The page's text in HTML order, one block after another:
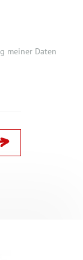
meiner Daten
Daten